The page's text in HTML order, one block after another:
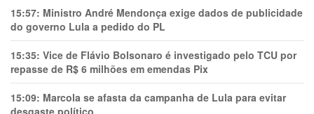
15:57: Ministro André Mendonça exige dados de publicidade
do governo Lula a pedido do PL
15:35: Vice de Flávio Bolsonaro é investigado pelo TCU por
repasse de R$ 6 milhões em emendas Pix
15:09: Marcola se afasta da campanha de Lula para evitar
desgaste político